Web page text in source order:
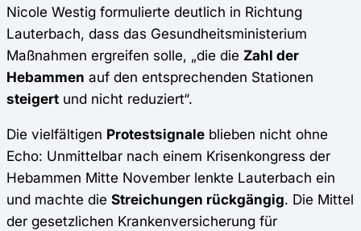
Nicole Westig formulierte deutlich in Richtung
Lauterbach, dass das Gesundheitsministerium
Maßnahmen ergreifen solle, „die die Zahl der
Hebammen auf den entsprechenden Stationen
steigert und nicht reduziert“.
Die vielfältigen Protestsignale blieben nicht ohne
Echo: Unmittelbar nach einem Krisenkongress der
Hebammen Mitte November lenkte Lauterbach ein
und machte die Streichungen rückgängig. Die Mittel
der gesetzlichen Krankenversicherung für